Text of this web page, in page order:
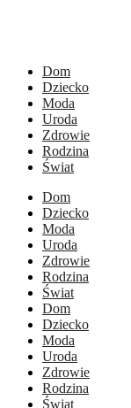
Dom
Dziecko
Moda
Uroda
Zdrowie
Rodzina
Świat
Dom
Dziecko
Moda
Uroda
Zdrowie
Rodzina
Świat
Dom
Dziecko
Moda
Uroda
Zdrowie
Rodzina
Świat